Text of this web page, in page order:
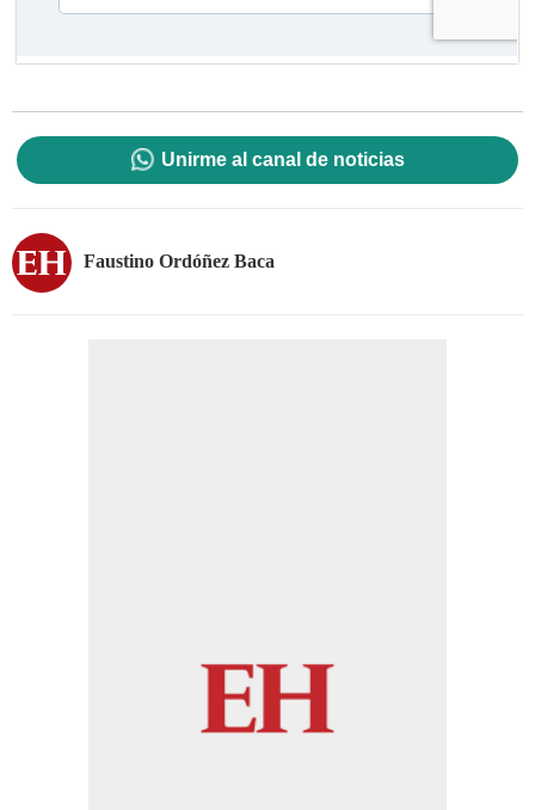
Unirme al canal de noticias
Faustino Ordóñez Baca